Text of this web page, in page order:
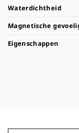
Waterdichtheid
Magnetische
Eigenschappen